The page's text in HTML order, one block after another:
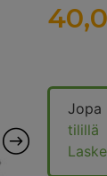
Jopa
tilillä